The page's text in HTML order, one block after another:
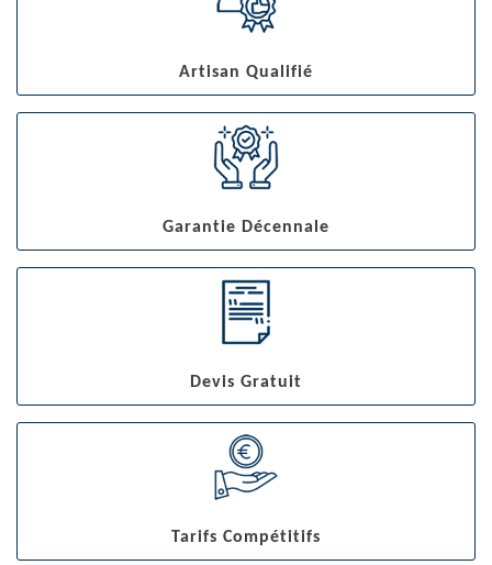
Artisan Qualifié
Garantie Décennale
Devis Gratuit
Tarifs Compétitifs